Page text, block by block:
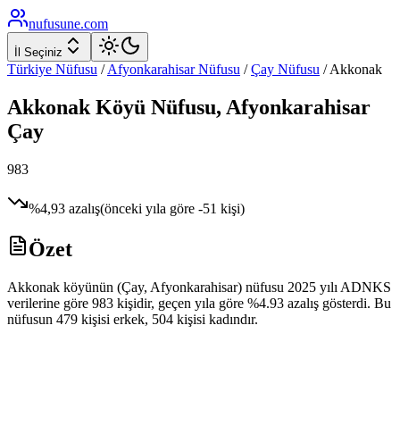
nufusune.com
İl Seçiniz
Türkiye Nüfusu / AfyonkarahisarNüfusu / Çay Nüfusu /Akkonak
Akkonak Köyü Nüfusu, Afyonkarahisar
Çay
983
%4,93 azalış(önceki yıla göre -51 kişi)
Özet
Akkonak köyünün (Çay, Afyonkarahisar) nüfusu 2025 yılı ADNKS
verilerine göre 983 kişidir, geçen yıla göre %4.93 azalış gösterdi. Bu
nüfusun 479 kişisi erkek, 504 kişisi kadındır.